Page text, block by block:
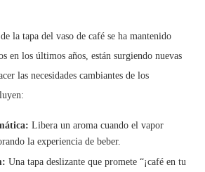
la tapa del vaso de café se ha mantenido
en los últimos años, están surgiendo nuevas
las necesidades cambiantes de los
Libera un aroma cuando el vapor
la experiencia de beber.
Una tapa deslizante que promete “¡café en tu